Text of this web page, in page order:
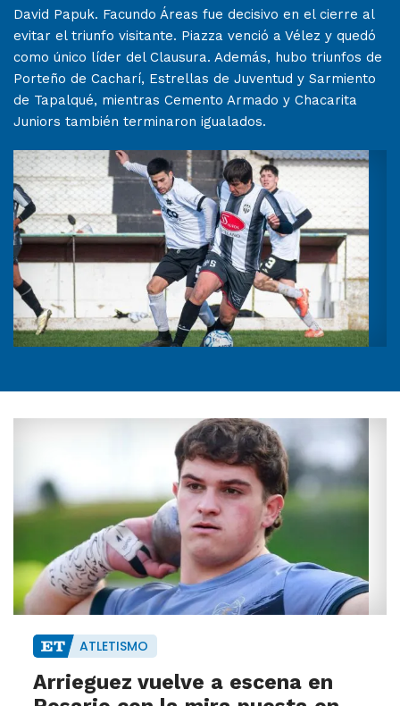
David Papuk. Facundo Áreas fue decisivo en el cierre al
evitar el triunfo visitante. Piazza venció a Vélez y quedó
como único líder del Clausura. Además, hubo triunfos de
Porteño de Cacharí, Estrellas de Juventud y Sarmiento
de Tapalqué, mientras Cemento Armado y Chacarita
Juniors también terminaron igualados.
ATLETISMO
Arrieguez vuelve a escena en